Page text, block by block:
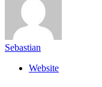
Sebastian
Website